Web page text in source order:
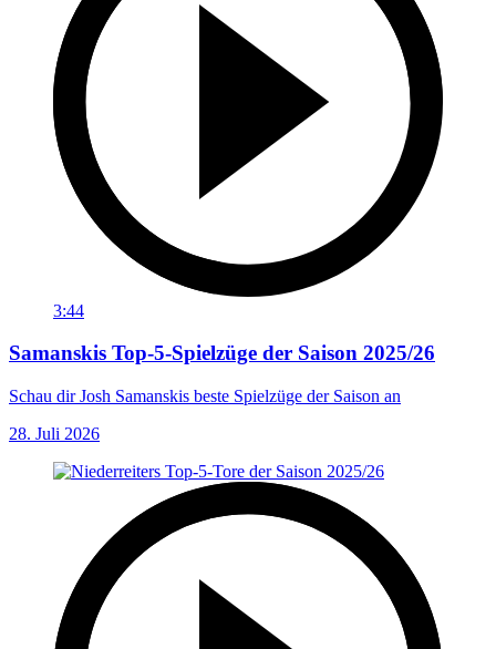
3:44
Samanskis Top-5-Spielzüge der Saison 2025/26
Schau dir Josh Samanskis beste Spielzüge der Saison an
28. Juli 2026